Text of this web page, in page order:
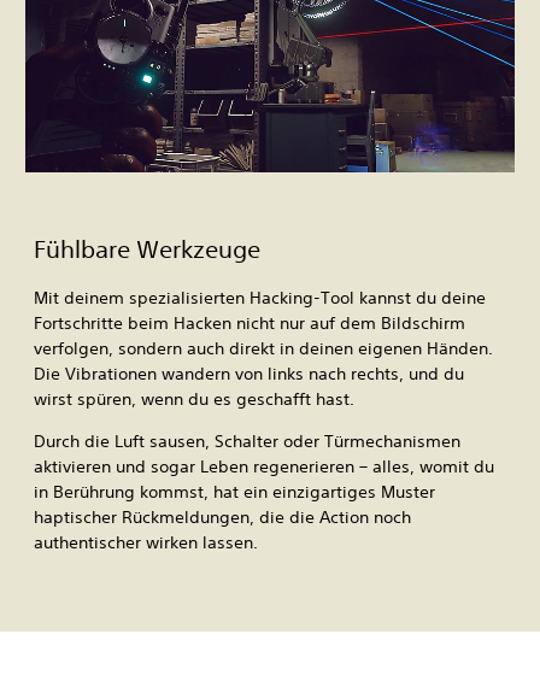
Fühlbare Werkzeuge
Mit deinem spezialisierten Hacking-Tool kannst du deine
Fortschritte beim Hacken nicht nur auf dem Bildschirm
verfolgen, sondern auch direkt in deinen eigenen Händen.
Die Vibrationen wandern von links nach rechts, und du
wirst spüren, wenn du es geschafft hast.
Durch die Luft sausen, Schalter oder Türmechanismen
aktivieren und sogar Leben regenerieren – alles, womit du
in Berührung kommst, hat ein einzigartiges Muster
haptischer Rückmeldungen, die die Action noch
authentischer wirken lassen.